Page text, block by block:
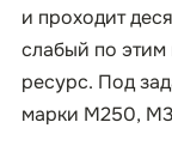
и проходит
слабый по этим
ресурс. Под
марки М250,